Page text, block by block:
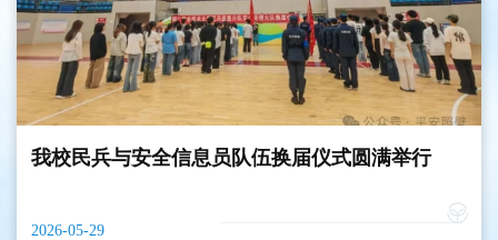
我校民兵与安全信息员队伍换届仪式圆满举行
2026-05-29